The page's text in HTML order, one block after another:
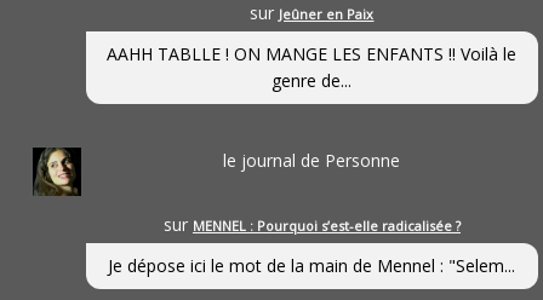
sur Jeûner en Paix
AAHH TABLLE ! ON MANGE LES ENFANTS !! Voilà le
genre de...
le journal de Personne
sur MENNEL : Pourquoi s’est-elle radicalisée ?
Je dépose ici le mot de la main de Mennel : "Selem...